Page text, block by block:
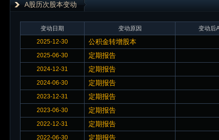
A股历次股本变动
变动日期 变动原因
变动后
2025-12-30
公积金转增股本
2025-06-30 定期报告
2024-12-31 定期报告
2024-06-30 定期报告
2023-12-31 定期报告
2023-06-30 定期报告
2022-12-31 定期报告
2022-06-30 定期报告